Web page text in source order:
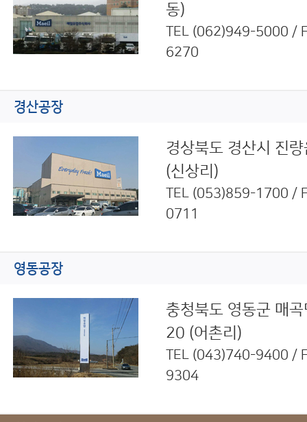
동)
TEL (062)949-5000 /
6270
경산공장
경상북도 경산시 진
(신상리)
TEL (053)859-1700 /
0711
영동공장
충청북도 영동군 매
20 (어촌리)
TEL (043)740-9400 /
9304